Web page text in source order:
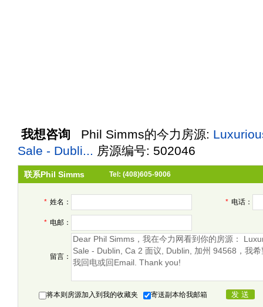
我想咨询 Phil Simms的今力房源:
Sale - Dubli... 房源编号: 502046
联系Phil Simms Tel: (408)605-9006
* 姓名： * 电话：
* 电邮：
留言：
将本则房源加入到我的收藏夹 寄送副本给我邮箱